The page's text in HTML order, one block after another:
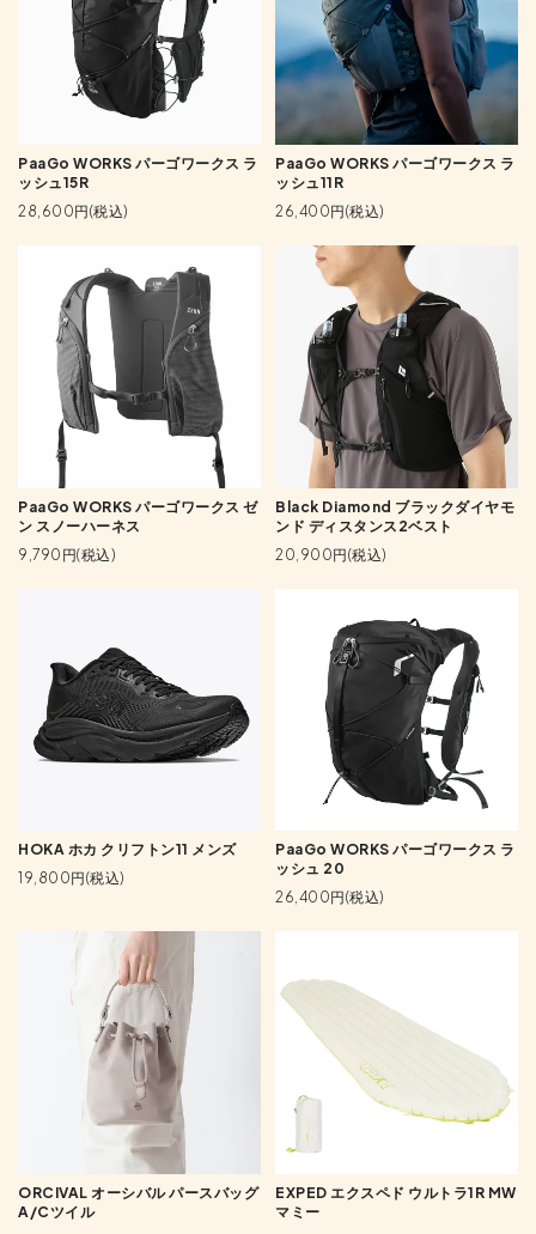
PaaGo WORKS パーゴワークス ラ
ッシュ15R
28,600円(税込)
PaaGo WORKS パーゴワークス ラ
ッシュ11R
26,400円(税込)
PaaGo WORKS パーゴワークス ゼ
ン スノーハーネス
9,790円(税込)
Black Diamond ブラックダイヤモ
ンド ディスタンス2ベスト
20,900円(税込)
HOKA ホカ クリフトン11 メンズ
19,800円(税込)
PaaGo WORKS パーゴワークス ラ
ッシュ 20
26,400円(税込)
ORCIVAL オーシバル パースバッグ
A/Cツイル
EXPED エクスペド ウルトラ1R MW
マミー